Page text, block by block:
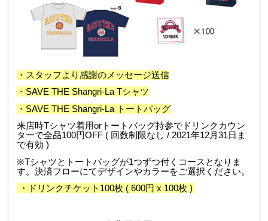
・スタッフより感謝のメッセージ送信
・SAVE THE Shangri-La Tシャツ
・SAVE THE Shangri-La トートバッグ
来店時Tシャツ着用orトートバッグ持参でドリンクカウン
ターで全品100円OFF ( 回数制限なし / 2021年12月31日ま
で有効 )
※Tシャツとトートバッグが1つずつ付くコースとなりま
す。決済フローにてデザインやカラーをご選択ください。
・ドリンクチケット100枚 ( 600円 x 100枚 )